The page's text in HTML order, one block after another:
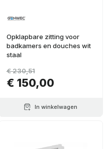
Opklapbare zitting voor
badkamers en douches wit
staal
€ 150,00
€ 230,51
In winkelwagen